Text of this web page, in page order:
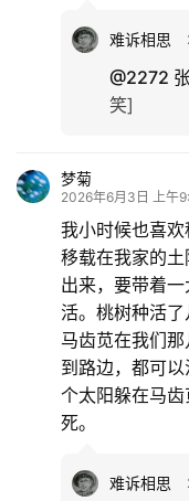
难诉相思
@2272
笑]
梦菊
2026年6月3日 上午
我小时候也喜
移载在我家的
出来，要带着
活。桃树种活了
马齿苋在我们
到路边，都可
个太阳躲在马
死。
难诉相思